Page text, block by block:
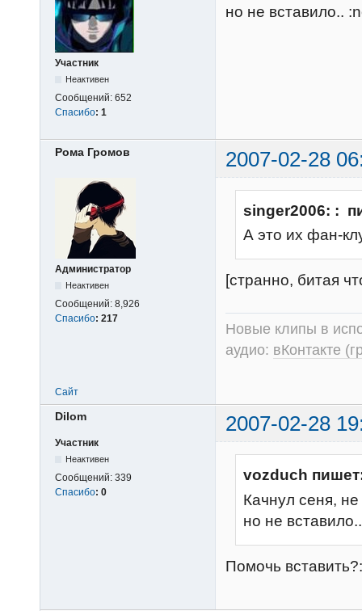
Участник
Неактивен
Сообщений: 652
Спасибо: 1
но не вставило..
Рома Громов 2007-02-28
Администратор
Неактивен
Сообщений: 8,926
Спасибо: 217
singer2006: :
А это их фан-
[странно, битая
Новые клипы в
аудио: вКонтакте
Сайт
Dilom 2007-02-28
Участник
Неактивен
Сообщений: 339
Спасибо: 0
vozduch
Качнул сеня,
но не вставило..
Помочь